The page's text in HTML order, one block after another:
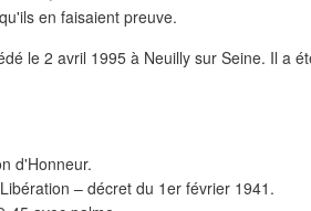
en faisaient preuve.
le 2 avril 1995 à Neuilly sur Seine. Il a
d'Honneur.
– décret du 1er février 1941.